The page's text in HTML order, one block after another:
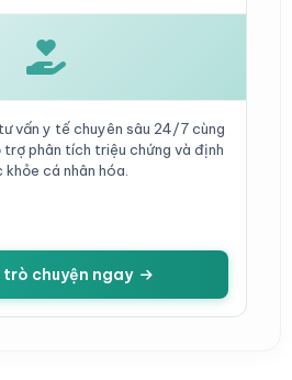
vấn y tế chuyên sâu 24/7 cùng
trợ phân tích triệu chứng và định
cá nhân hóa.
trò chuyện ngay